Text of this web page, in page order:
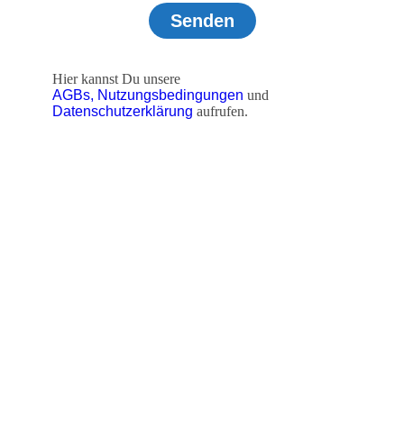
Senden
Hier kannst Du unsere
AGBs, Nutzungsbedingungen und
Datenschutzerklärung aufrufen.